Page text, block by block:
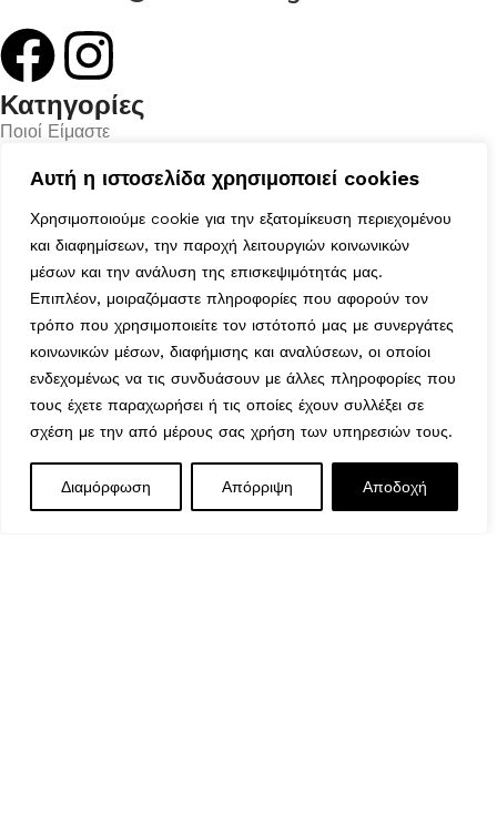
Αυτή η ιστοσελίδα χρησιμοποιεί cookies
Χρησιμοποιούμε cookie για την εξατομίκευση περιεχομένου
και διαφημίσεων, την παροχή λειτουργιών κοινωνικών
μέσων και την ανάλυση της επισκεψιμότητάς μας.
Επιπλέον, μοιραζόμαστε πληροφορίες που αφορούν τον
τρόπο που χρησιμοποιείτε τον ιστότοπό μας με συνεργάτες
κοινωνικών μέσων, διαφήμισης και αναλύσεων, οι οποίοι
ενδεχομένως να τις συνδυάσουν με άλλες πληροφορίες που
τους έχετε παραχωρήσει ή τις οποίες έχουν συλλέξει σε
σχέση με την από μέρους σας χρήση των υπηρεσιών τους.
Διαμόρφωση Απόρριψη Αποδοχή
Κατηγορίες
Ποιοί Είμαστε
Επικοινωνία
Ο Λογαριασμός μου
Το Καλάθι μου
Τα Αγαπημένα μου
Χρήσιμα
Τρόποι Αποστολής
Μέθοδοι Πληρωμής
Πολιτική Επιστροφών
Ασφάλεια Συναλλαγών
Όροι & Προϋποθέσεις
Αναζήτηση Αποστολής
Ωράριο Λειτουργίας
Δευτέρα : 9:00-14:30